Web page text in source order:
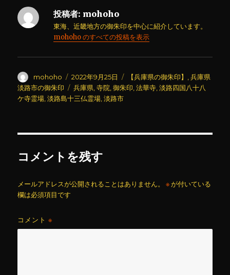
投稿者: mohoho
東海、近畿地方の御朱印を中心に紹介しています。
mohoho のすべての投稿を表示
投
稿
者
mohoho
投
稿
日:
2022年9月25日
カ
テ
【兵庫県の御朱印】 ,兵庫県
淡路市の御朱印
タ
グ
兵庫県 ,寺院 ,御朱印 ,法華寺 ,淡路四国八十八
ケ寺霊場 ,淡路島十三仏霊場 ,淡路市
コメントを残す
メールアドレスが公開されることはありません。 ※が付いている
欄は必須項目です
コメント※